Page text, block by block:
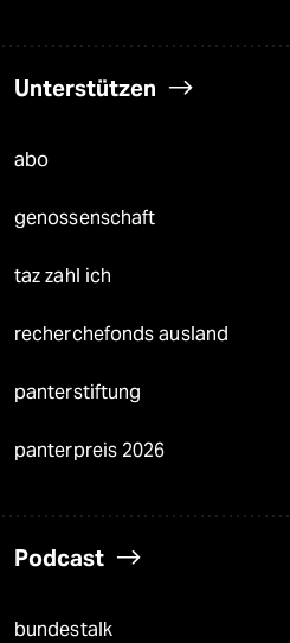
Unterstützen
abo
genossenschaft
taz zahl ich
recherchefonds ausland
panterstiftung
panterpreis 2026
Podcast
bundestalk